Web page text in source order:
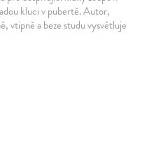
kluci v pubertě. Autor,
vtipně a beze studu vysvětluje